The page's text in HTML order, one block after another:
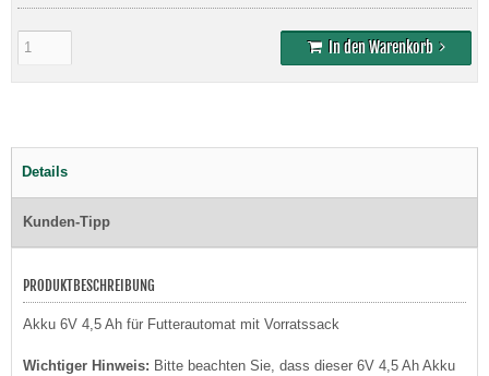
In den Warenkorb
Details
Kunden-Tipp
PRODUKTBESCHREIBUNG
Akku 6V 4,5 Ah für Futterautomat mit Vorratssack
Wichtiger Hinweis: Bitte beachten Sie, dass dieser 6V 4,5 Ah Akku